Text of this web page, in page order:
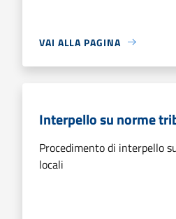
VAI ALLA PAGINA
Interpello su norme
Procedimento di interpello
locali